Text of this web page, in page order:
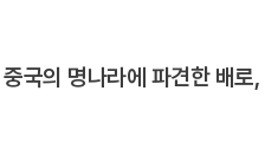
국의 명나라에 파견한 배